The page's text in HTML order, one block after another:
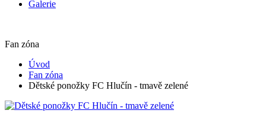
Galerie
Fan zóna
Úvod
Fan zóna
Dětské ponožky FC Hlučín - tmavě zelené